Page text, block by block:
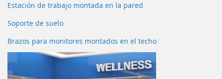
Estación de trabajo montada en la pared
Soporte de suelo
Brazos para monitores montados en el techo